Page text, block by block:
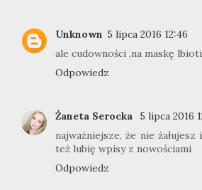
Unknown 5 lipca 2016 12:46
ale cudowności ,na maskę
Odpowiedz
Żaneta Serocka
5 lipca 2016
najważniejsze, że nie
też lubię wpisy z nowościami
Odpowiedz